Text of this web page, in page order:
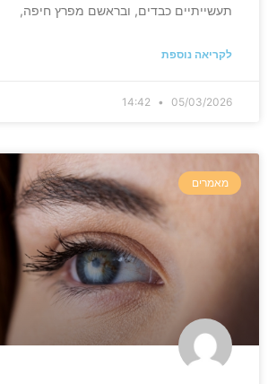
תעשייתיים כבדים, ובראשם מפרץ חיפה,
לקריאה נוספת
05/03/2026
מאמרים